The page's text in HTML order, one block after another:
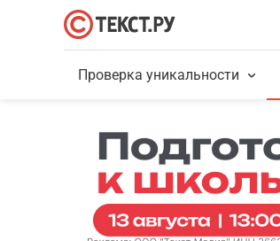
Проверка уникальности